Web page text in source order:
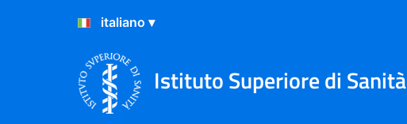
Salta al Contenuto
Salta al Footer
Istituto Superiore di Sanità